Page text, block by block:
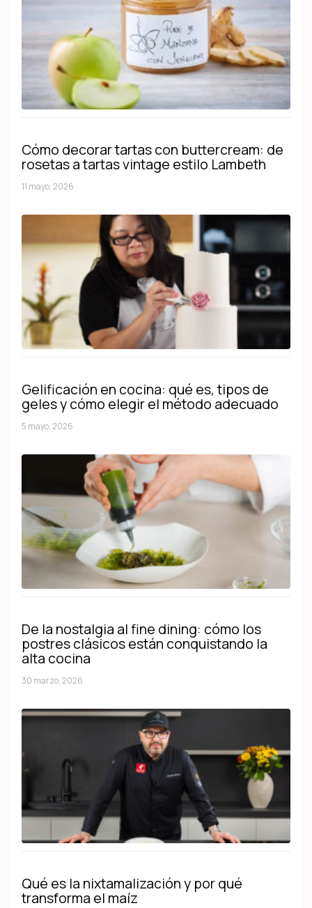
Cómo decorar tartas con buttercream: de
rosetas a tartas vintage estilo Lambeth
11 mayo, 2026
Gelificación en cocina: qué es, tipos de
geles y cómo elegir el método adecuado
5 mayo, 2026
De la nostalgia al fine dining: cómo los
postres clásicos están conquistando la
alta cocina
30 marzo, 2026
Qué es la nixtamalización y por qué
transforma el maíz